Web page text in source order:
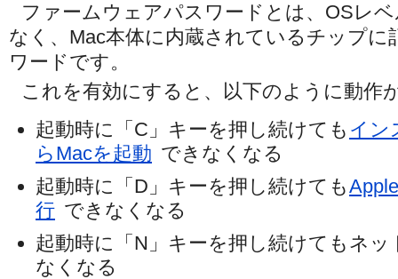
ファームウェアパスワードとは、OSレ
なく、Mac本体に内蔵されているチップに
ワードです。
これを有効にすると、以下のように動作
起動時に「C」キーを押し続けても イン
らMacを起動 できなくなる
起動時に「D」キーを押し続けても
行 できなくなる
起動時に「N」キーを押し続けてもネ
なくなる